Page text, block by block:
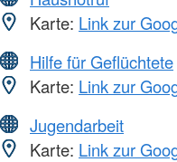
Karte: Link zur
Hilfe für Geflüchtete
Karte: Link zur
Jugendarbeit
Karte: Link zur